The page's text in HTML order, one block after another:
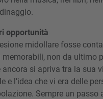
opportunità
midollare fosse
memorabili, non da ultimo
ancora si apriva tra la sua
e l’idea che vi era delle
Sempre un passo